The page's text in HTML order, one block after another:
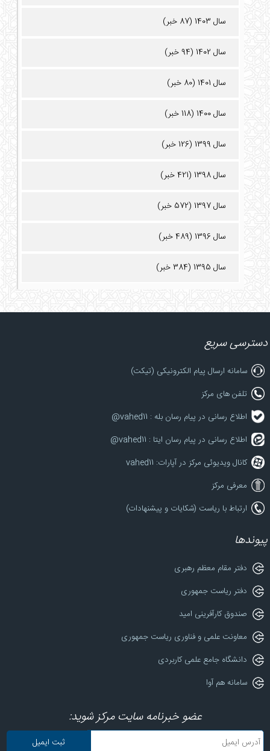
سال 1403 (87 خبر)
سال 1402 (94 خبر)
سال 1401 (80 خبر)
سال 1400 (118 خبر)
سال 1399 (126 خبر)
سال 1398 (421 خبر)
سال 1397 (572 خبر)
سال 1396 (489 خبر)
سال 1395 (384 خبر)
دسترسی سریع
سامانه ارسال پیام الکترونیکی (تیکت)
تلفن های مرکز
اطلاع رسانی در پیام رسان بله : vahed11@
اطلاع رسانی در پیام رسان ایتا : vahed11@
کانال ویدیوئی مرکز در آپارات: vahed11
معرفی مرکز
ارتباط با ریاست (شکایات و پیشنهادات)
پیوندها
دفتر مقام معظم رهبری
دفتر ریاست جمهوری
صندوق کارآفرینی امید
معاونت علمی و فناوری ریاست جمهوری
دانشگاه جامع علمی کاربردی
سامانه هم آوا
عضو خبرنامه سایت مرکز شوید: